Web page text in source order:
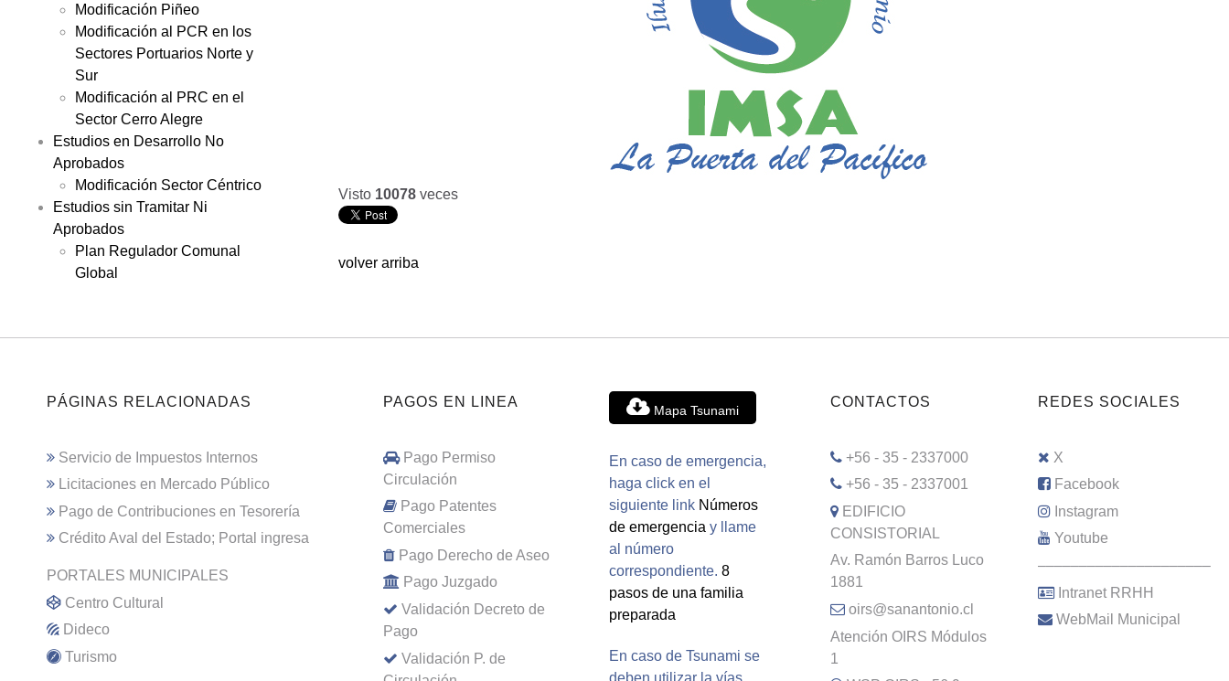
Modificación Piñeo
Modificación al PCR en los
Sectores Portuarios Norte y
Sur
Modificación al PRC en el
Sector Cerro Alegre
Estudios en Desarrollo No
Aprobados
Modificación Sector Céntrico
Estudios sin Tramitar Ni
Aprobados
Plan Regulador Comunal
Global
Visto 10078 veces
volver arriba
PÁGINAS RELACIONADAS
Servicio de Impuestos Internos
Licitaciones en Mercado Público
Pago de Contribuciones en Tesorería
Crédito Aval del Estado; Portal ingresa
PORTALES MUNICIPALES
Centro Cultural
Dideco
Turismo
PAGOS EN LINEA
Pago Permiso
Circulación
Pago Patentes
Comerciales
Pago Derecho de Aseo
Pago Juzgado
Validación Decreto de
Pago
Validación P. de
Mapa Tsunami
En caso de emergencia,
haga click en el
siguiente link Números
de emergencia y llame
al número
correspondiente. 8
pasos de una familia
preparada
En caso de Tsunami se
deben utilizar la vías
CONTACTOS
+56 - 35 - 2337000
+56 - 35 - 2337001
EDIFICIO
CONSISTORIAL
Av. Ramón Barros Luco
1881
oirs@sanantonio.cl
Atención OIRS Módulos
1
REDES SOCIALES
X
Facebook
Instagram
Youtube
–––––––––––––––––––––
Intranet RRHH
WebMail Municipal